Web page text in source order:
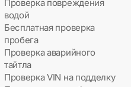
Проверка повреждения
водой
Бесплатная проверка
пробега
Проверка аварийного
тайтла
Проверка VIN на подделку